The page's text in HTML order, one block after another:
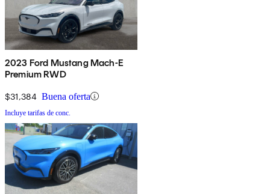
2023 Ford Mustang Mach-E
Premium RWD
$31,384 Buena oferta
Incluye tarifas de conc.